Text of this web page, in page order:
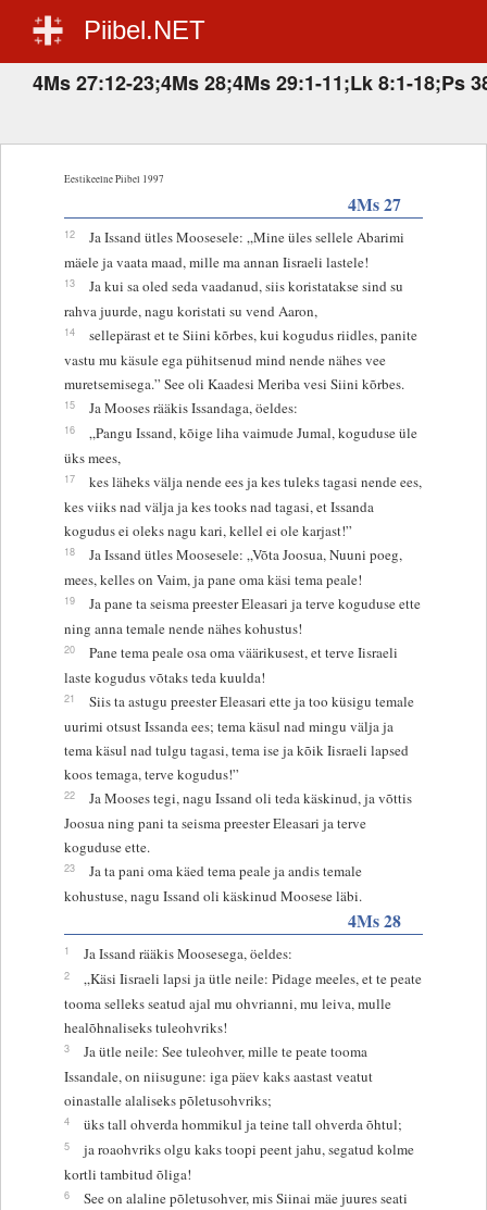
Piibel.NET
4Ms 27:12-23;4Ms 28;4Ms 29:1-11;Lk 8:1-18;Ps
Eestikeelne Piibel 1997
4Ms 27
12
Ja Issand ütles Moosesele: „Mine üles sellele Abarimi
mäele ja vaata maad, mille ma annan Iisraeli lastele!
13
Ja kui sa oled seda vaadanud, siis koristatakse sind su
rahva juurde, nagu koristati su vend Aaron,
14
sellepärast et te Siini kõrbes, kui kogudus riidles, panite
vastu mu käsule ega pühitsenud mind nende nähes vee
muretsemisega.” See oli Kaadesi Meriba vesi Siini kõrbes.
15 Ja Mooses rääkis Issandaga, öeldes:
16
„Pangu Issand, kõige liha vaimude Jumal, koguduse üle
üks mees,
17
kes läheks välja nende ees ja kes tuleks tagasi nende ees,
kes viiks nad välja ja kes tooks nad tagasi, et Issanda
kogudus ei oleks nagu kari, kellel ei ole karjast!”
18
Ja Issand ütles Moosesele: „Võta Joosua, Nuuni poeg,
mees, kelles on Vaim, ja pane oma käsi tema peale!
19
Ja pane ta seisma preester Eleasari ja terve koguduse ette
ning anna temale nende nähes kohustus!
20
Pane tema peale osa oma väärikusest, et terve Iisraeli
laste kogudus võtaks teda kuulda!
21
Siis ta astugu preester Eleasari ette ja too küsigu temale
uurimi otsust Issanda ees; tema käsul nad mingu välja ja
tema käsul nad tulgu tagasi, tema ise ja kõik Iisraeli lapsed
koos temaga, terve kogudus!”
22
Ja Mooses tegi, nagu Issand oli teda käskinud, ja võttis
Joosua ning pani ta seisma preester Eleasari ja terve
koguduse ette.
23
Ja ta pani oma käed tema peale ja andis temale
kohustuse, nagu Issand oli käskinud Moosese läbi.
4Ms 28
1 Ja Issand rääkis Moosesega, öeldes:
2
„Käsi Iisraeli lapsi ja ütle neile: Pidage meeles, et te peate
tooma selleks seatud ajal mu ohvrianni, mu leiva, mulle
healõhnaliseks tuleohvriks!
3
Ja ütle neile: See tuleohver, mille te peate tooma
Issandale, on niisugune: iga päev kaks aastast veatut
oinastalle alaliseks põletusohvriks;
4 üks tall ohverda hommikul ja teine tall ohverda õhtul;
5
ja roaohvriks olgu kaks toopi peent jahu, segatud kolme
kortli tambitud õliga!
6
See on alaline põletusohver, mis Siinai mäe juures seati